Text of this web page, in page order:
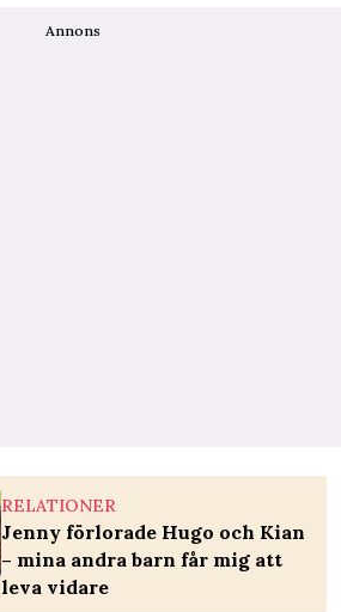
Annons
RELATIONER
Jenny förlorade Hugo och Kian
– mina andra barn får mig att
leva vidare